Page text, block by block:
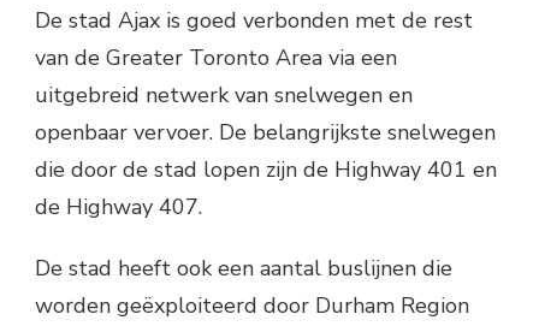
De stad Ajax is goed verbonden met de rest
van de Greater Toronto Area via een
uitgebreid netwerk van snelwegen en
openbaar vervoer. De belangrijkste snelwegen
die door de stad lopen zijn de Highway 401 en
de Highway 407.
De stad heeft ook een aantal buslijnen die
worden geëxploiteerd door Durham Region